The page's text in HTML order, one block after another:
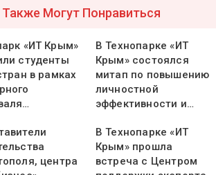
Могут Понравиться
«ИТ Крым»
студенты
в рамках
В Технопарке «ИТ
Крым» состоялся
митап по повышению
личностной
эффективности и…
центра
В Технопарке «ИТ
Крым» прошла
встреча с Центром